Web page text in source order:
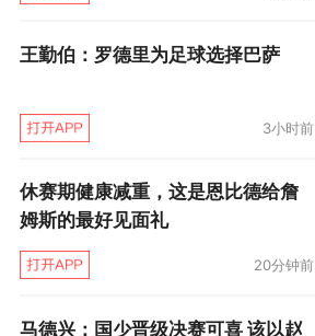
闻。然而在其合同的最后一年
再度成为阿森纳不可或缺的力
厄德高和赖斯的坚实后盾，对
在本·怀特身体状况不佳，廷
下，再次扛起首发右后卫的责任
通常情况下，很多阿森纳球迷
斯踢边后卫的，因为这属于阿
王勤伯：罗德里为足球选择巴萨
3小时前
休赛期健康减重，这是恩比德给詹
姆斯的最好见面礼
20分钟前
马德兴：国少晋级决赛可喜 该以赵